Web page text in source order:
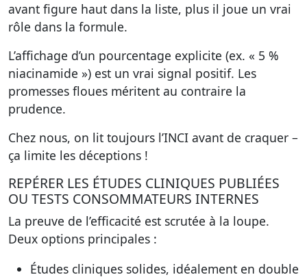
avant figure haut dans la liste, plus il joue un vrai
rôle dans la formule.
L’affichage d’un pourcentage explicite (ex. « 5 %
niacinamide ») est un vrai signal positif. Les
promesses floues méritent au contraire la
prudence.
Chez nous, on lit toujours l’INCI avant de craquer –
ça limite les déceptions !
REPÉRER LES ÉTUDES CLINIQUES PUBLIÉES
OU TESTS CONSOMMATEURS INTERNES
La preuve de l’efficacité est scrutée à la loupe.
Deux options principales :
Études cliniques solides, idéalement en double